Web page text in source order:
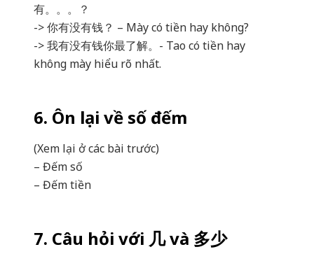
有。。。？
-> 你有没有钱？ – Mày có tiền hay không?
-> 我有没有钱你最了解。- Tao có tiền hay
không mày hiểu rõ nhất.
6. Ôn lại về số đếm
(Xem lại ở các bài trước)
– Đếm số
– Đếm tiền
7. Câu hỏi với 几 và 多少